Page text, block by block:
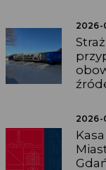
2026-
2026-